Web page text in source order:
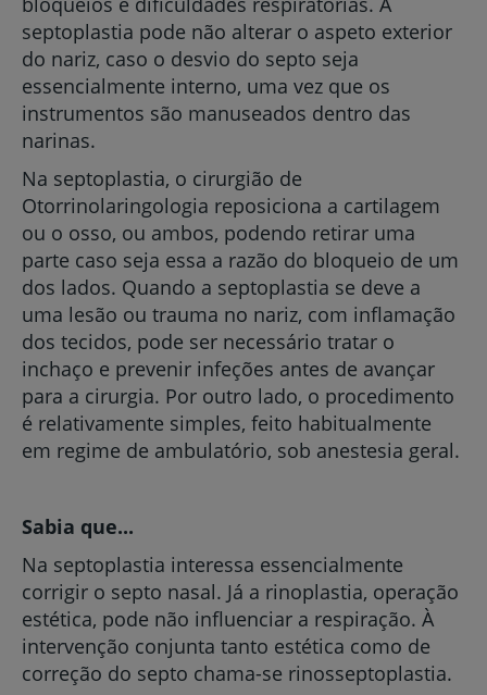
septoplastia pode não alterar o aspeto exterior
do nariz, caso o desvio do septo seja
essencialmente interno, uma vez que os
instrumentos são manuseados dentro das
narinas.
Na septoplastia, o cirurgião de
Otorrinolaringologia reposiciona a cartilagem
ou o osso, ou ambos, podendo retirar uma
parte caso seja essa a razão do bloqueio de um
dos lados. Quando a septoplastia se deve a
uma lesão ou trauma no nariz, com inflamação
dos tecidos, pode ser necessário tratar o
inchaço e prevenir infeções antes de avançar
para a cirurgia. Por outro lado, o procedimento
é relativamente simples, feito habitualmente
em regime de ambulatório, sob anestesia geral.
Sabia que...
Na septoplastia interessa essencialmente
corrigir o septo nasal. Já a rinoplastia, operação
estética, pode não influenciar a respiração. À
intervenção conjunta tanto estética como de
correção do septo chama-se rinosseptoplastia.